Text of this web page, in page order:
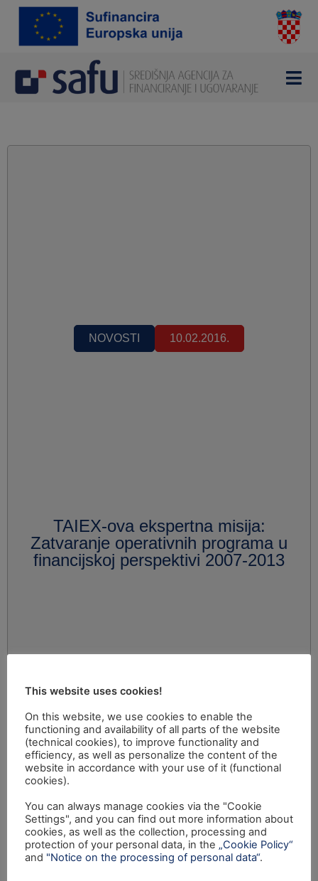
NOVOSTI 10.02.2016.
TAIEX-ova ekspertna misija:
Zatvaranje operativnih programa u
financijskoj perspektivi 2007-2013
This website uses cookies!
On this website, we use cookies to enable the
functioning and availability of all parts of the website
(technical cookies), to improve functionality and
efficiency, as well as personalize the content of the
website in accordance with your use of it (functional
cookies).
You can always manage cookies via the "Cookie
Settings", and you can find out more information about
cookies, as well as the collection, processing and
protection of your personal data, in the „Cookie Policy“
and "Notice on the processing of personal data“.